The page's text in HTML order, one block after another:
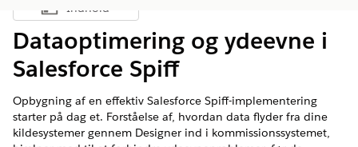
Vis indholdsfortegnelse
Indhold
Dataoptimering og ydeevne i
Salesforce Spiff
Opbygning af en effektiv Salesforce Spiff-implementering
starter på dag et. Forståelse af, hvordan data flyder fra dine
kildesystemer gennem Designer ind i kommissionssystemet,